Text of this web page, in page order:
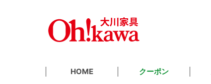
HOME クーポン